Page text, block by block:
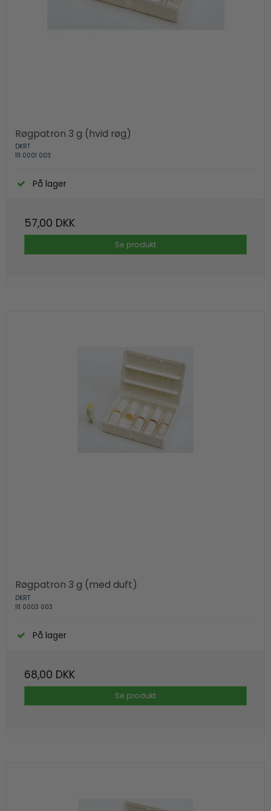
Røgpatron 3 g (hvid røg)
DKRT
111 0001 003
På lager
57,00 DKK
Se produkt
Røgpatron 3 g (med duft)
DKRT
111 0003 003
På lager
68,00 DKK
Se produkt